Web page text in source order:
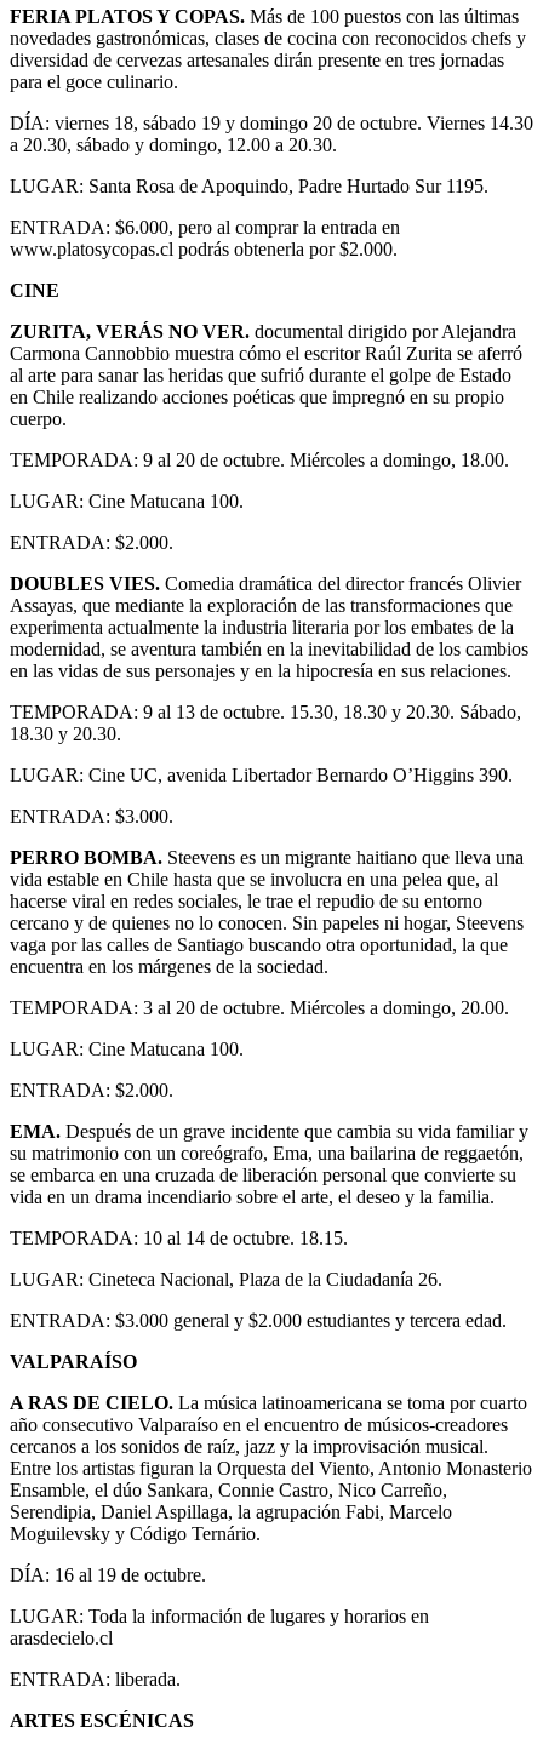
FERIA PLATOS Y COPAS. Más de 100 puestos con las últimas
novedades gastronómicas, clases de cocina con reconocidos chefs y
diversidad de cervezas artesanales dirán presente en tres jornadas
para el goce culinario.
DÍA: viernes 18, sábado 19 y domingo 20 de octubre. Viernes 14.30
a 20.30, sábado y domingo, 12.00 a 20.30.
LUGAR: Santa Rosa de Apoquindo, Padre Hurtado Sur 1195.
ENTRADA: $6.000, pero al comprar la entrada en
www.platosycopas.cl podrás obtenerla por $2.000.
CINE
ZURITA, VERÁS NO VER. documental dirigido por Alejandra
Carmona Cannobbio muestra cómo el escritor Raúl Zurita se aferró
al arte para sanar las heridas que sufrió durante el golpe de Estado
en Chile realizando acciones poéticas que impregnó en su propio
cuerpo.
TEMPORADA: 9 al 20 de octubre. Miércoles a domingo, 18.00.
LUGAR: Cine Matucana 100.
ENTRADA: $2.000.
DOUBLES VIES. Comedia dramática del director francés Olivier
Assayas, que mediante la exploración de las transformaciones que
experimenta actualmente la industria literaria por los embates de la
modernidad, se aventura también en la inevitabilidad de los cambios
en las vidas de sus personajes y en la hipocresía en sus relaciones.
TEMPORADA: 9 al 13 de octubre. 15.30, 18.30 y 20.30. Sábado,
18.30 y 20.30.
LUGAR: Cine UC, avenida Libertador Bernardo O’Higgins 390.
ENTRADA: $3.000.
PERRO BOMBA. Steevens es un migrante haitiano que lleva una
vida estable en Chile hasta que se involucra en una pelea que, al
hacerse viral en redes sociales, le trae el repudio de su entorno
cercano y de quienes no lo conocen. Sin papeles ni hogar, Steevens
vaga por las calles de Santiago buscando otra oportunidad, la que
encuentra en los márgenes de la sociedad.
TEMPORADA: 3 al 20 de octubre. Miércoles a domingo, 20.00.
LUGAR: Cine Matucana 100.
ENTRADA: $2.000.
EMA. Después de un grave incidente que cambia su vida familiar y
su matrimonio con un coreógrafo, Ema, una bailarina de reggaetón,
se embarca en una cruzada de liberación personal que convierte su
vida en un drama incendiario sobre el arte, el deseo y la familia.
TEMPORADA: 10 al 14 de octubre. 18.15.
LUGAR: Cineteca Nacional, Plaza de la Ciudadanía 26.
ENTRADA: $3.000 general y $2.000 estudiantes y tercera edad.
VALPARAÍSO
A RAS DE CIELO. La música latinoamericana se toma por cuarto
año consecutivo Valparaíso en el encuentro de músicos-creadores
cercanos a los sonidos de raíz, jazz y la improvisación musical.
Entre los artistas figuran la Orquesta del Viento, Antonio Monasterio
Ensamble, el dúo Sankara, Connie Castro, Nico Carreño,
Serendipia, Daniel Aspillaga, la agrupación Fabi, Marcelo
Moguilevsky y Código Ternário.
DÍA: 16 al 19 de octubre.
LUGAR: Toda la información de lugares y horarios en
arasdecielo.cl
ENTRADA: liberada.
ARTES ESCÉNICAS